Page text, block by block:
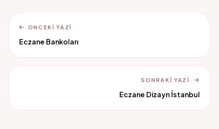
ONCEKI YAZI
Eczane Bankoları
SONRAKI YAZI
Eczane Dizayn İstanbul